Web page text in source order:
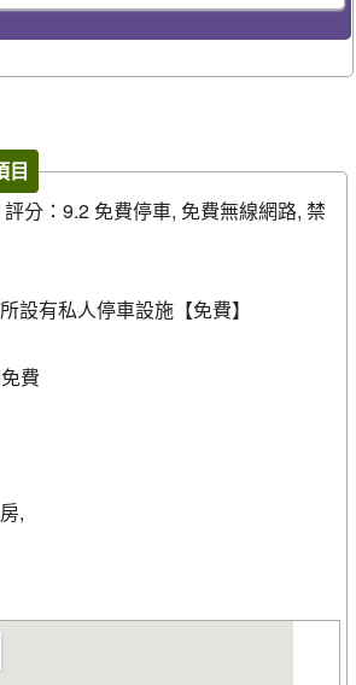
目
設有私人停車設施【免費】
費
,